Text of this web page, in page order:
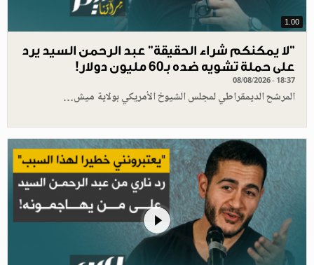
1.00
"لا يمكنكم شراء الحقيقة" عبد الرحمن السيد يرد
على حملة تشويه ضده بـ60 مليون دولار!
08/08/2026 - 18:37
المرشح الديمقراطي لمجلس الشيوخ الأمريكي بولاية ميش…